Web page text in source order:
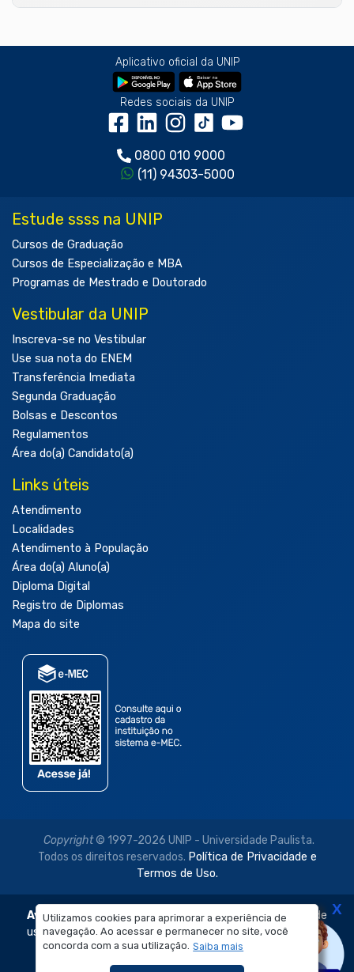
Utilizamos cookies para aprimorar a experiência de
navegação. Ao acessar e permanecer no site, você
concorda com a sua utilização. Saiba mais
Aplicativo oficial da UNIP
Redes sociais da UNIP
0800 010 9000
(11) 94303-5000
Estude ssss na UNIP
Cursos de Graduação
Cursos de Especialização e MBA
Programas de Mestrado e Doutorado
Vestibular da UNIP
Inscreva-se no Vestibular
Use sua nota do ENEM
Transferência Imediata
Segunda Graduação
Bolsas e Descontos
Regulamentos
Área do(a) Candidato(a)
Links úteis
Atendimento
Localidades
Atendimento à População
Área do(a) Aluno(a)
Diploma Digital
Registro de Diplomas
Mapa do site
Copyright© 1997-2026 UNIP - Universidade Paulista.
Todos os direitos reservados. Política de Privacidade e
Termos de Uso.
Aviso Legal: As imagens disponibilizadas neste site são de
uso exclusivo institucional do Sistema de Ensino Objetivo e
da Universidade Paulista – UNIP.
É proibida a reprodução, utilização, edição ou
X